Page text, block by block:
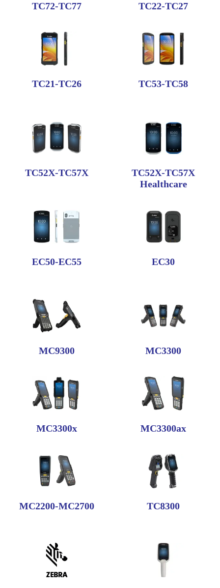
TC72-TC77 TC22-TC27
TC21-TC26 TC53-TC58
TC52X-TC57X
TC52X-TC57X
Healthcare
EC50-EC55 EC30
MC9300 MC3300
MC3300x MC3300ax
MC2200-MC2700 TC8300